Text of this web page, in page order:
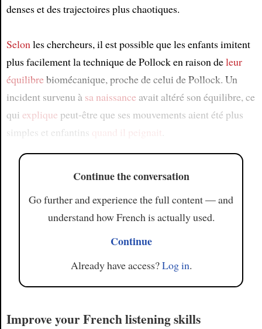
denses et des trajectoires plus chaotiques.
Selon les chercheurs, il est possible que les enfants imitent
plus facilement la technique de Pollock en raison deleur
équilibrebiomécanique, proche de celui de Pollock. Un
incident survenu à sa naissanceavait altéré son équilibre, ce
qui explique peut-être que ses mouvements aient été plus
simples et enfantins quand il peignait
Continue the conversation
Go further and experience the full content — and
understand how French is actually used.
Continue
Already have access?Log in.
Improve your French listening skills